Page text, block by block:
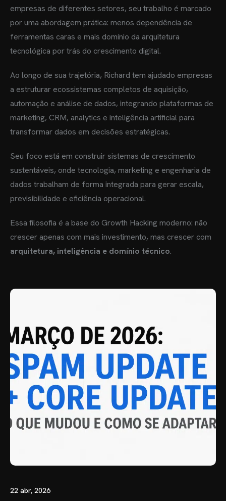
empresas de diferentes setores, seu trabalho é marcado
por uma abordagem prática: menos dependência de
ferramentas caras e mais domínio da arquitetura
tecnológica por trás do crescimento digital.
Ao longo de sua trajetória, Richard tem ajudado empresas
a estruturar ecossistemas completos de aquisição,
automação e análise de dados, integrando plataformas de
marketing, CRM, analytics e inteligência artificial para
transformar dados em decisões estratégicas.
Seu foco está em construir sistemas de crescimento
sustentáveis, onde tecnologia, marketing e engenharia de
dados trabalham de forma integrada para gerar escala,
previsibilidade e eficiência operacional.
Essa filosofia é a base do Growth Hacking moderno: não
crescer apenas com mais investimento, mas crescer com
arquitetura, inteligência e domínio técnico.
22 abr, 2026